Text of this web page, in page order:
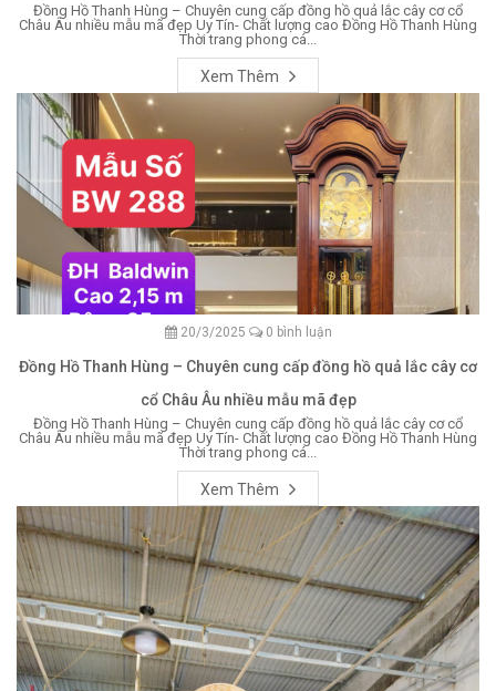
Đồng Hồ Thanh Hùng – Chuyên cung cấp đồng hồ quả lắc cây cơ cổ
Châu Âu nhiều mẫu mã đẹp Uy Tín- Chất lượng cao Đồng Hồ Thanh Hùng
Thời trang phong cá...
Xem Thêm
20/3/2025 0 bình luận
Đồng Hồ Thanh Hùng – Chuyên cung cấp đồng hồ quả lắc cây cơ
cổ Châu Âu nhiều mẫu mã đẹp
Đồng Hồ Thanh Hùng – Chuyên cung cấp đồng hồ quả lắc cây cơ cổ
Châu Âu nhiều mẫu mã đẹp Uy Tín- Chất lượng cao Đồng Hồ Thanh Hùng
Thời trang phong cá...
Xem Thêm